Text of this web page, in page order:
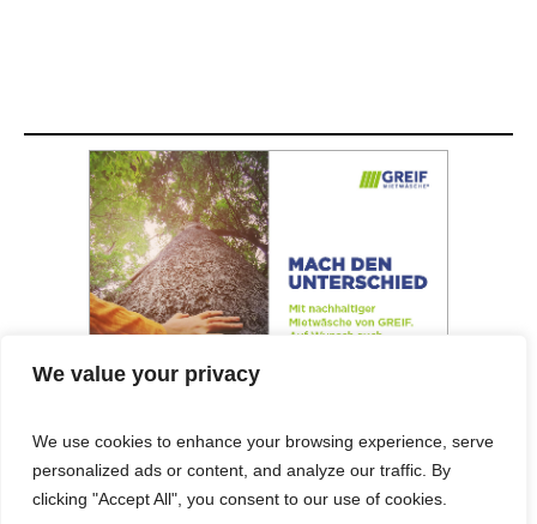
We value your privacy
We use cookies to enhance your browsing experience, serve
personalized ads or content, and analyze our traffic. By
clicking "Accept All", you consent to our use of cookies.